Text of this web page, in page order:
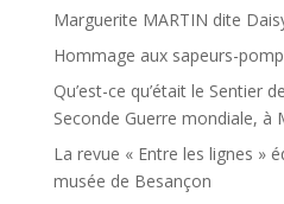
Marguerite MARTIN dite
Hommage aux sapeurs-
Qu’est-ce qu’était le Sentier
Seconde Guerre mondiale, à
La revue « Entre les lignes »
musée de Besançon